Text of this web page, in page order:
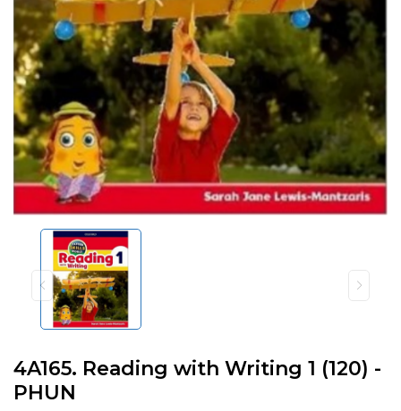
4A165. Reading with Writing 1 (120) -
PHUN